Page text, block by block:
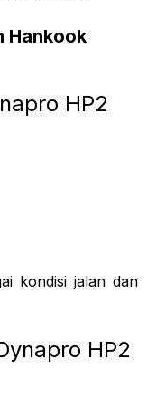
Hankook
HP2
kondisi jalan dan
HP2